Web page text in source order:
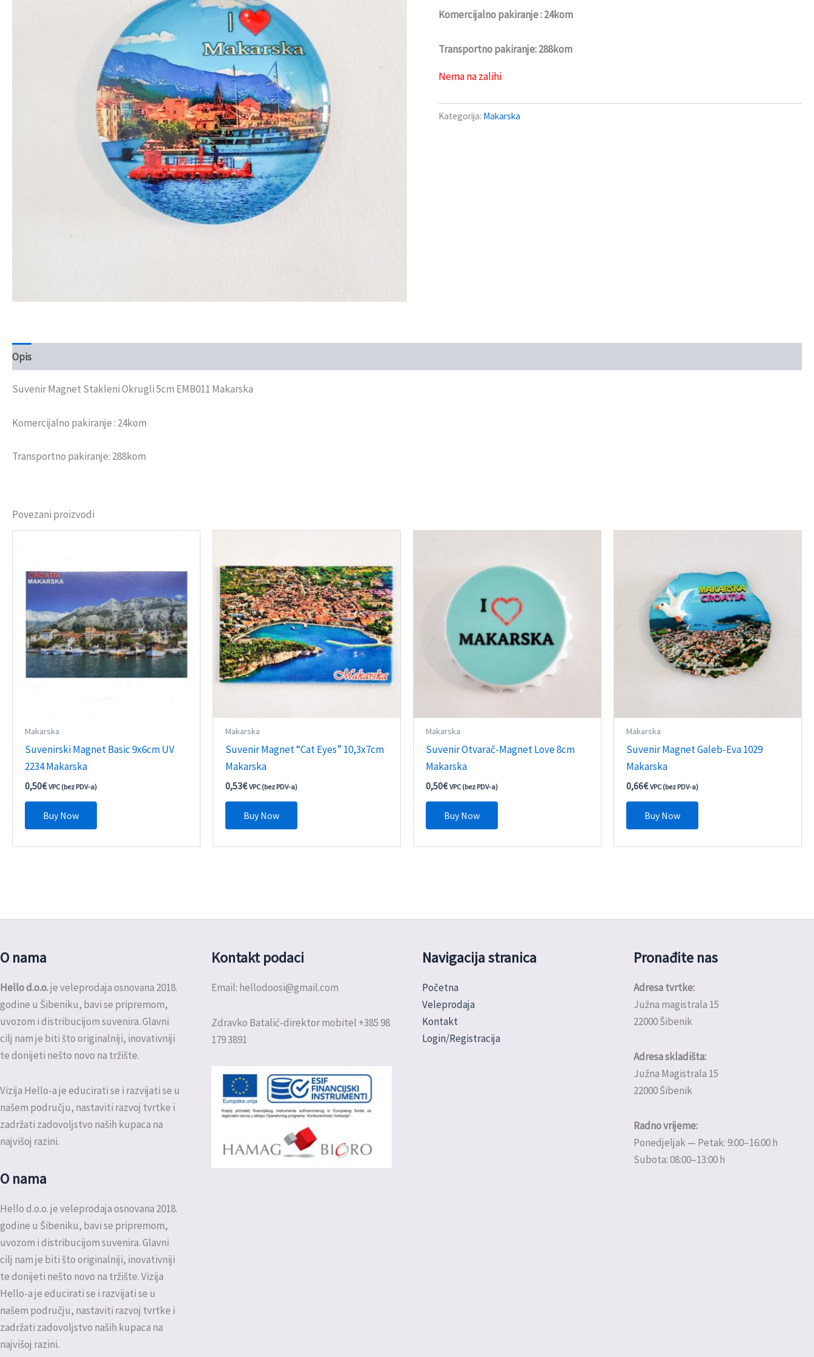
Komercijalno pakiranje : 24kom
Transportno pakiranje: 288kom
Nema na zalihi
Kategorija: Makarska
Opis
Suvenir Magnet Stakleni Okrugli 5cm EMB011 Makarska
Komercijalno pakiranje : 24kom
Transportno pakiranje: 288kom
Povezani proizvodi
Makarska
Suvenirski Magnet Basic 9x6cm UV
2234 Makarska
0,50€ VPC (bez PDV-a)
Buy Now
Makarska
Suvenir Magnet “Cat Eyes” 10,3x7cm
Makarska
0,53€ VPC (bez PDV-a)
Buy Now
Makarska
Suvenir Otvarač-Magnet Love 8cm
Makarska
0,50€ VPC (bez PDV-a)
Buy Now
Makarska
Suvenir Magnet Galeb-Eva 1029
Makarska
0,66€ VPC (bez PDV-a)
Buy Now
O nama
Hello d.o.o.je veleprodaja osnovana 2018.
godine u Šibeniku, bavi se pripremom,
uvozom i distribucijom suvenira. Glavni
cilj nam je biti što originalniji, inovativniji
te donijeti nešto novo na tržište.
Vizija Hello-a je educirati se i razvijati se u
našem području, nastaviti razvoj tvrtke i
zadržati zadovoljstvo naših kupaca na
najvišoj razini.
O nama
Hello d.o.o. je veleprodaja osnovana 2018.
godine u Šibeniku, bavi se pripremom,
uvozom i distribucijom suvenira. Glavni
cilj nam je biti što originalniji, inovativniji
te donijeti nešto novo na tržište. Vizija
Hello-a je educirati se i razvijati se u
našem području, nastaviti razvoj tvrtke i
zadržati zadovoljstvo naših kupaca na
najvišoj razini.
Kontakt podaci
Email: hellodoosi@gmail.com
Zdravko Batalić-direktor mobitel +385 98
179 3891
Navigacija stranica
Početna
Veleprodaja
Kontakt
Login/Registracija
Pronađite nas
Adresa tvrtke:
Južna magistrala 15
22000 Šibenik
Adresa skladišta:
Južna Magistrala 15
22000 Šibenik
Radno vrijeme:
Ponedjeljak — Petak: 9:00–16:00 h
Subota: 08:00–13:00 h